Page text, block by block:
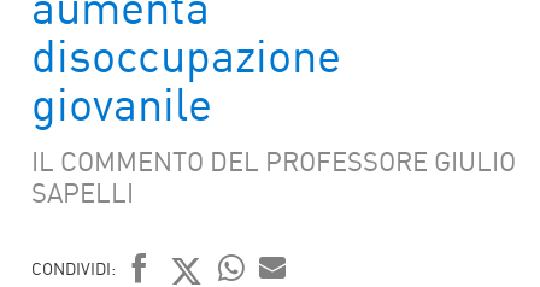
disoccupazione
giovanile
IL COMMENTO DEL PROFESSORE GIULIO
SAPELLI
CONDIVIDI: